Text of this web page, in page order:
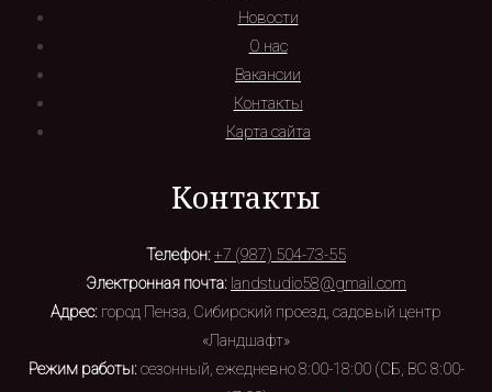
Новости
О нас
Вакансии
Контакты
Карта сайта
Контакты
Телефон:+7 (987) 504-73-55
Электронная почта: landstudio58@gmail.com
Адрес: город Пенза, Сибирский проезд, садовый центр
«Ландшафт»
Режим работы:сезонный, ежедневно 8:00-18:00 (СБ, ВС 8:00-